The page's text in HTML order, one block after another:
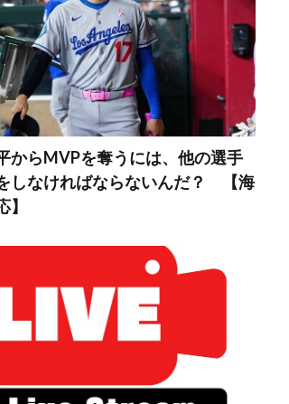
からMVPを奪うには、他の選手
しなければならないんだ？ 【海